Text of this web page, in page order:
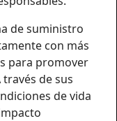
de suministro
con más
para promover
de sus
de vida